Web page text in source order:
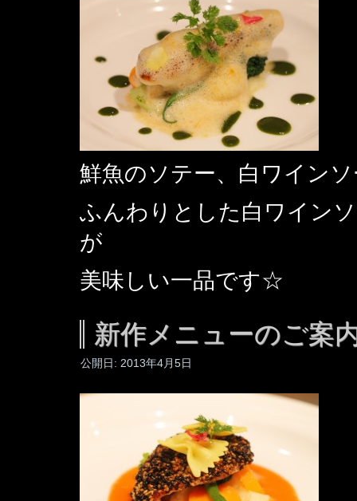
鮮魚のソテー、白ワイン
ふんわりとした白ワイン
が
美味しい一品です☆
新作メニューのご案
公開日: 2013年4月5日